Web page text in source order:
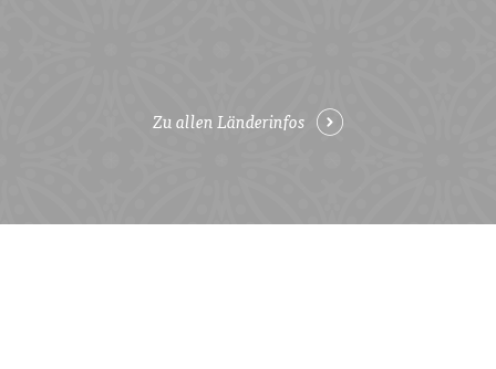
Zu allen Länderinfos